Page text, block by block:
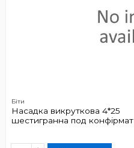
Біти
Насадка викруткова 4*25
шестигранна под конфірмат